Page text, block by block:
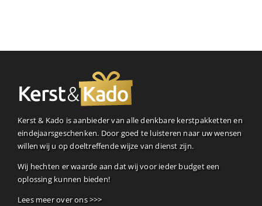
Kerst & Kado is aanbieder van alle denkbare kerstpakketten en
eindejaarsgeschenken. Door goed te luisteren naar uw wensen
willen wij u op doeltreffende wijze van dienst zijn.
Wij hechten er waarde aan dat wij voor ieder budget een
oplossing kunnen bieden!
Lees meer over ons >>>